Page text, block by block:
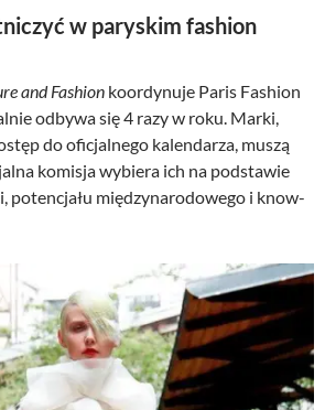
w paryskim fashion
and Fashion koordynuje Paris Fashion
odbywa się 4 razy w roku. Marki,
do oficjalnego kalendarza, muszą
komisja wybiera ich na podstawie
potencjału międzynarodowego i know-